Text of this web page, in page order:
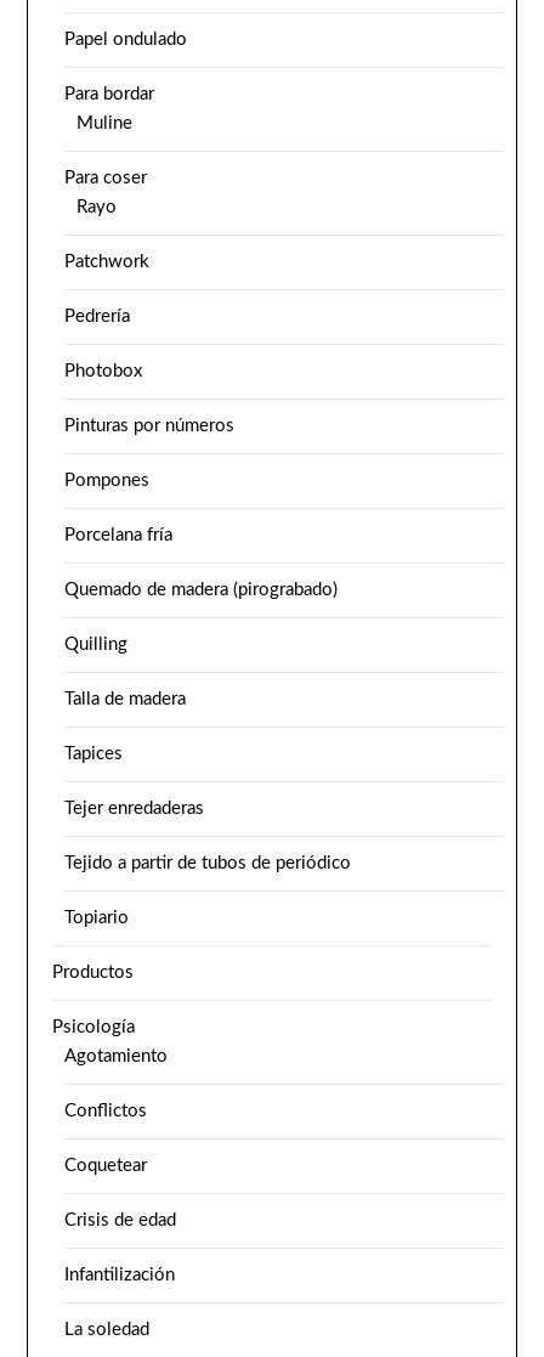
Papel ondulado
Para bordar
Muline
Para coser
Rayo
Patchwork
Pedrería
Photobox
Pinturas por números
Pompones
Porcelana fría
Quemado de madera (pirograbado)
Quilling
Talla de madera
Tapices
Tejer enredaderas
Tejido a partir de tubos de periódico
Topiario
Productos
Psicología
Agotamiento
Conflictos
Coquetear
Crisis de edad
Infantilización
La soledad